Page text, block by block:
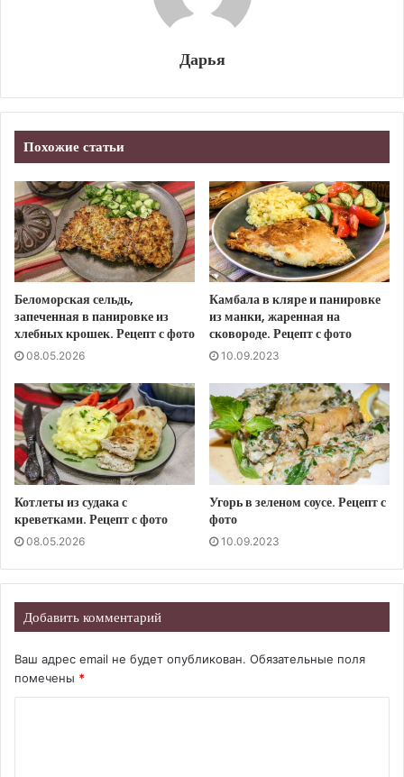
Дарья
Похожие статьи
Беломорская сельдь,
запеченная в панировке из
хлебных крошек. Рецепт с фото
08.05.2026
Камбала в кляре и панировке
из манки, жаренная на
сковороде. Рецепт с фото
10.09.2023
Котлеты из судака с
креветками. Рецепт с фото
08.05.2026
Угорь в зеленом соусе. Рецепт с
фото
10.09.2023
Добавить комментарий
Ваш адрес email не будет опубликован. Обязательные поля
помечены *